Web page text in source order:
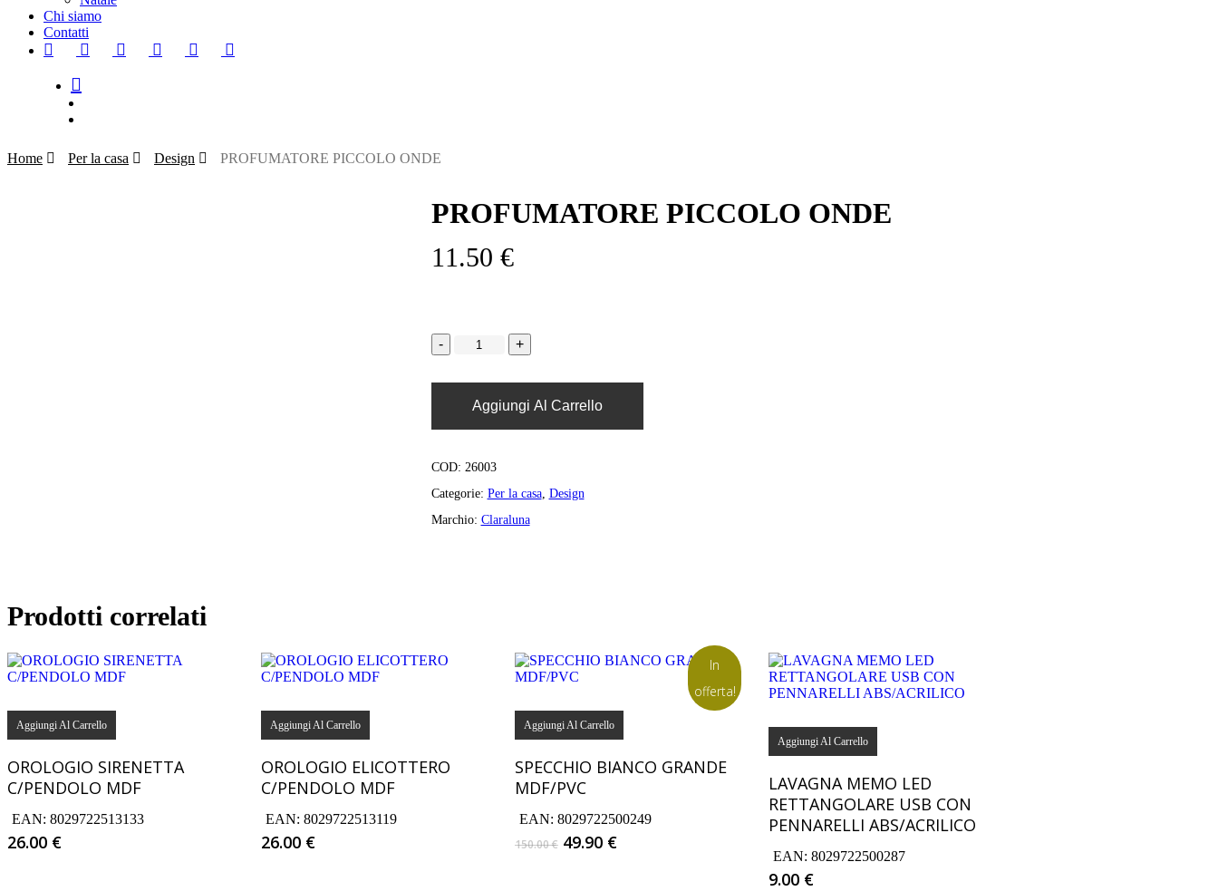
Chi siamo
Contatti
facebookgoogle-instagramwhatsapptiktok
phone email
Home Per la casa Design PROFUMATORE PICCOLO ONDE
PROFUMATORE PICCOLO ONDE
11.50 €
Aggiungi Al Carrello
COD: 26003
Categorie: Per la casa, Design
Marchio: Claraluna
Prodotti correlati
Aggiungi Al Carrello
OROLOGIO SIRENETTA
C/PENDOLO MDF
EAN: 8029722513133
26.00 €
Aggiungi Al Carrello
OROLOGIO ELICOTTERO
C/PENDOLO MDF
EAN: 8029722513119
26.00 €
In
offerta!
Aggiungi Al Carrello
SPECCHIO BIANCO GRANDE
MDF/PVC
EAN: 8029722500249
150.00€ Il
49.90 €Il
Aggiungi Al Carrello
LAVAGNA MEMO LED
RETTANGOLARE USB CON
PENNARELLI ABS/ACRILICO
EAN: 8029722500287
9.00 €